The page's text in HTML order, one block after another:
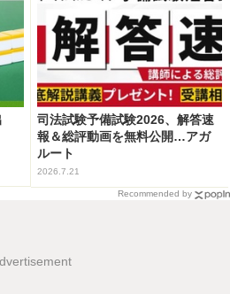
司法試験予備試験2026、解答速
報＆総評動画を無料公開…アガ
ルート
2026.7.21
Recommended by